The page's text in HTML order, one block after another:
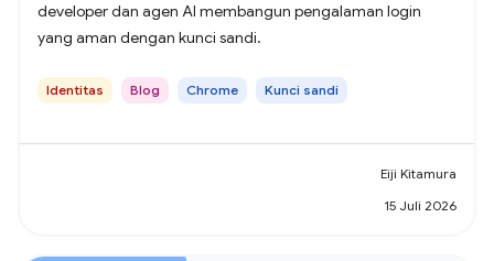
developer dan agen AI membangun pengalaman login
yang aman dengan kunci sandi.
Identitas Blog Chrome Kunci sandi
Eiji Kitamura
15 Juli 2026